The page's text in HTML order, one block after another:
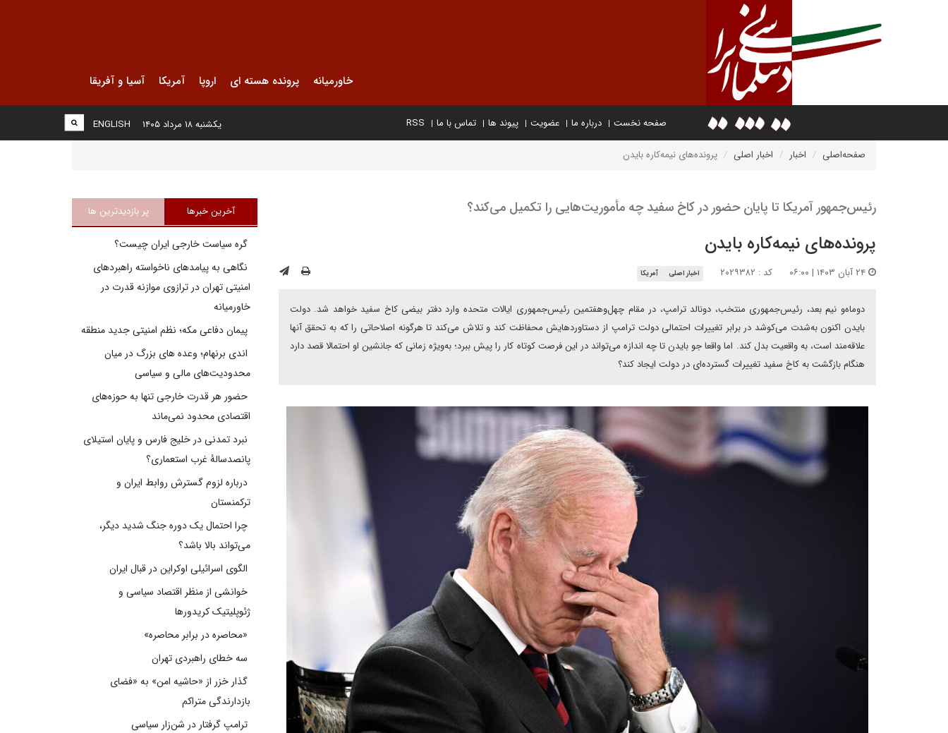
خاورمیانه پرونده هسته ای اروپا آمریکا آسیا و آفریقا
صفحه نخست درباره ما عضویت پیوند ها تماس با ما RSS
ENGLISH یکشنبه ۱۸ مرداد ۱۴۰۵
صفحه‌اصلی اخبار اخبار اصلی پرونده‌های نیمه‌کاره بایدن
رئیس‌جمهور آمریکا تا پایان حضور در کاخ سفید چه مأموریت‌هایی را تکمیل می‌کند؟
پرونده‌های نیمه‌کاره بایدن
کد : ۲۰۲۹۳۸۲ اخبار اصلی آمریکا
دو‌ماه‌و نیم بعد، رئیس‌جمهوری منتخب، دونالد ترامپ، در مقام چهل‌وهفتمین رئیس‌جمهوری ایالات متحده وارد دفتر بیضی کاخ سفید خواهد شد. دولت
بایدن اکنون به‌شدت می‌کوشد در برابر تغییرات احتمالی دولت ترامپ از دستاوردهایش محفاظت کند و تلاش می‌کند تا هرگونه اصلاحاتی را که به تحقق آنها
علاقه‌مند است، به واقعیت بدل کند. اما واقعا جو بایدن تا چه اندازه می‌تواند در این فرصت کوتاه کار را پیش ببرد؛ به‌ویژه زمانی که جانشین او احتمالا قصد دارد
هنگام بازگشت به کاخ سفید تغییرات گسترده‌ای در دولت ایجاد کند؟
آخرین خبرها پر بازدیدترین ها
گره سیاست خارجی ایران چیست؟
نگاهی به پیامدهای ناخواسته راهبردهای
امنیتی تهران در ترازوی موازنه قدرت در
خاورمیانه
پیمان دفاعی مکه؛ نظم امنیتی جدید منطقه
اندی برنهام؛ وعده های بزرگ در میان
محدودیت‌های مالی و سیاسی
حضور هر قدرت خارجی تنها به حوزه‌های
اقتصادی محدود نمی‌ماند
نبرد تمدنی در خلیج فارس و پایان استیلای
پانصدسالۀ غرب استعماری؟
درباره لزوم گسترش روابط ایران و
ترکمنستان
چرا احتمال یک دوره جنگ شدید دیگر،
می‌تواند بالا باشد؟
الگوی اسرائیلی اوکراین در قبال ایران
خوانشی از منظر اقتصاد سیاسی و
ژئوپلیتیک کریدورها
«محاصره در برابر محاصره»
سه خطای راهبردی تهران
گذار خزر از «حاشیه امن» به «فضای
بازدارندگی متراکم
ترامپ گرفتار در شن‌زار سیاسی